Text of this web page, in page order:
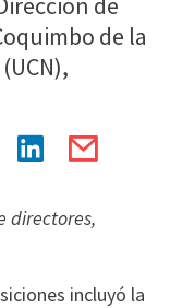
de la
directores,
incluyó la